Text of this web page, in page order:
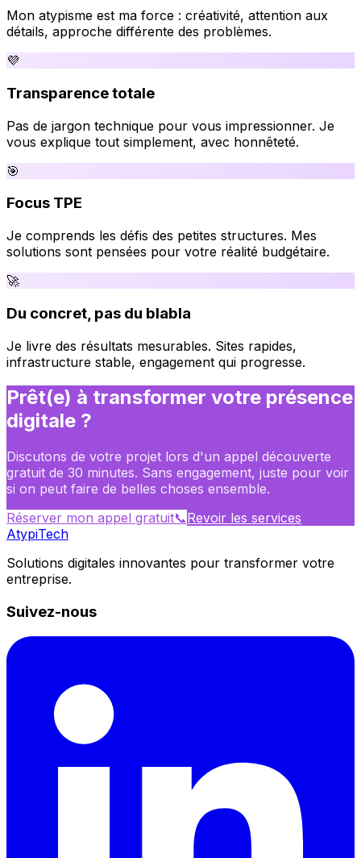
Mon atypisme est ma force : créativité, attention aux
détails, approche différente des problèmes.
💜
Transparence totale
Pas de jargon technique pour vous impressionner. Je
vous explique tout simplement, avec honnêteté.
🎯
Focus TPE
Je comprends les défis des petites structures. Mes
solutions sont pensées pour votre réalité budgétaire.
🚀
Du concret, pas du blabla
Je livre des résultats mesurables. Sites rapides,
infrastructure stable, engagement qui progresse.
Prêt(e) à transformer votre présence
digitale ?
Discutons de votre projet lors d'un appel découverte
gratuit de 30 minutes. Sans engagement, juste pour voir
si on peut faire de belles choses ensemble.
Réserver mon appel gratuit📞Revoir les services
AtypiTech
Solutions digitales innovantes pour transformer votre
entreprise.
Suivez-nous